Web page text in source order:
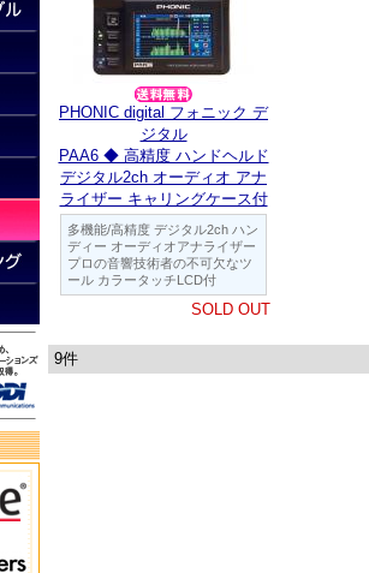
PHONIC digital フォニック デ
ジタル
PAA6 ◆ 高精度 ハンドヘルド
デジタル2ch オーディオ アナ
ライザー キャリングケース付
多機能/高精度 デジタル2ch ハン
ディー オーディオアナライザー
プロの音響技術者の不可欠なツ
ール カラータッチLCD付
SOLD OUT
9件